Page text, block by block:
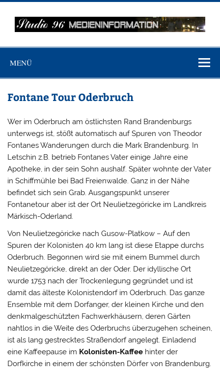
Zum
springen
MEDIENINFO-
BERLIN
MENÜ
Fontane Tour Oderbruch
Wer im Oderbruch am östlichsten Rand Brandenburgs
unterwegs ist, stößt automatisch auf Spuren von Theodor
Fontanes Wanderungen durch die Mark Brandenburg. In
Letschin z.B. betrieb Fontanes Vater einige Jahre eine
Apotheke, in der sein Sohn aushalf. Später wohnte der Vater
in Schiffmühle bei Bad Freienwalde. Ganz in der Nähe
befindet sich sein Grab. Ausgangspunkt unserer
Fontanetour aber ist der Ort Neulietzegöricke im Landkreis
Märkisch-Oderland.
Von Neulietzegöricke nach Gusow-Platkow – Auf den
Spuren der Kolonisten 40 km lang ist diese Etappe durchs
Oderbruch. Begonnen wird sie mit einem Bummel durch
Neulietzegöricke, direkt an der Oder. Der idyllische Ort
wurde 1753 nach der Trockenlegung gegründet und ist
damit das älteste Kolonistendorf im Oderbruch. Das ganze
Ensemble mit dem Dorfanger, der kleinen Kirche und den
denkmalgeschützten Fachwerkhäusern, deren Gärten
nahtlos in die Weite des Oderbruchs überzugehen scheinen,
ist als lang gestrecktes Straßendorf angelegt. Einladend
eine Kaffeepause im Kolonisten-Kaffee hinter der
Dorfkirche in einem der schönsten Dörfer von Brandenburg.